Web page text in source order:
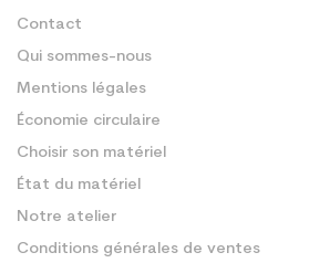
Contact
Qui sommes-nous
Mentions légales
Économie circulaire
Choisir son matériel
État du matériel
Notre atelier
Conditions générales de ventes